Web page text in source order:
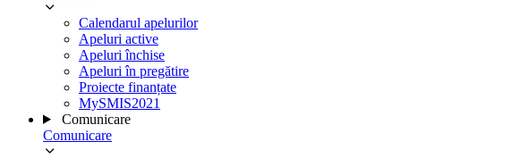
Calendarul apelurilor
Apeluri active
Apeluri închise
Apeluri în pregătire
Proiecte finanțate
MySMIS2021
Comunicare
Comunicare